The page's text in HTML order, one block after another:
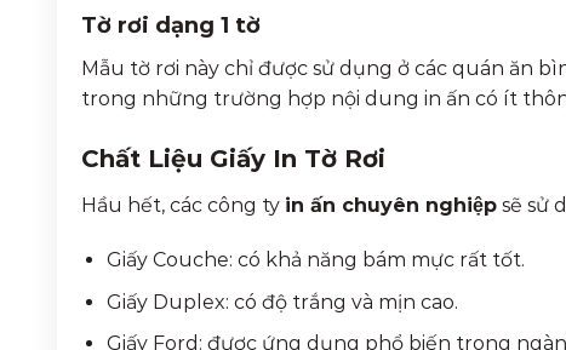
Tờ rơi dạng 1 tờ
Mẫu tờ rơi này chỉ được sử dụng ở các quán ăn
trong những trường hợp nội dung in ấn có ít
Chất Liệu Giấy In Tờ Rơi
Hầu hết, các công ty in ấn chuyên nghiệp sẽ sử
Giấy Couche: có khả năng bám mực rất tốt.
Giấy Duplex: có độ trắng và mịn cao.
Giấy Ford: được ứng dụng phổ biến trong